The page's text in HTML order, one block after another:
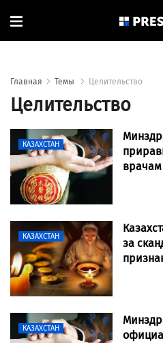
Главная Темы Целительство
Целительство
КАЗАХСТАН
врачам
КАЗАХСТАН
за
КАЗАХСТАН